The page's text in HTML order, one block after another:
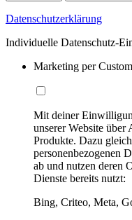
Datenschutzerklärung
Individuelle Datenschutz-
Marketing per
Mit deiner
unserer Website über
Produkte. Dazu
personenbezogenen
ab und nutzen deren
Dienste bereits nutzt:
Bing, Criteo, Meta,